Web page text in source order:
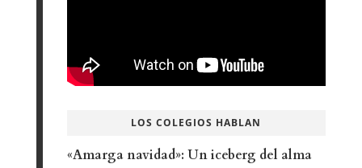
LOS COLEGIOS HABLAN
«Amarga navidad»: Un iceberg del alma